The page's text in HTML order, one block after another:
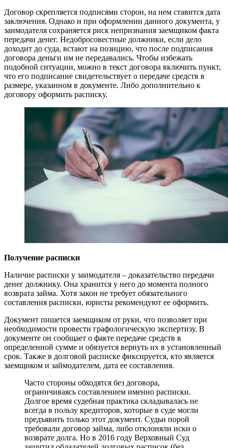
Договор скрепляется подписями сторон, на нем ставится дата
заключения. Однако и при оформлении данного документа, у
заимодателя сохраняется риск непризнания заемщиком факта
передачи денег. Недобросовестные должники, если дело
доходит до суда, встают на позицию, что после подписания
договора деньги им не передавались. Чтобы избежать
подобной ситуации, можно в текст договора включить пункт,
что его подписание свидетельствует о передаче средств в
размере, указанном в документе. Либо дополнительно к
договору оформить расписку.
Получение расписки
Наличие расписки у заимодателя – доказательство передачи
денег должнику. Она хранится у него до момента полного
возврата займа. Хотя закон не требует обязательного
составления расписки, юристы рекомендуют ее оформить.
Документ пишется заемщиком от руки, что позволяет при
необходимости провести графологическую экспертизу. В
документе он сообщает о факте передаче средств в
определенной сумме и обязуется вернуть их в установленный
срок. Также в долговой расписке фиксируется, кто является
заемщиком и займодателем, дата ее составления.
Часто стороны обходятся без договора,
ограничиваясь составлением именно расписки.
Долгое время судебная практика складывалась не
всегда в пользу кредиторов, которые в суде могли
предъявить только этот документ. Судьи порой
требовали договор займа, либо отклоняли иски о
возврате долга. Но в 2016 году Верховный Суд